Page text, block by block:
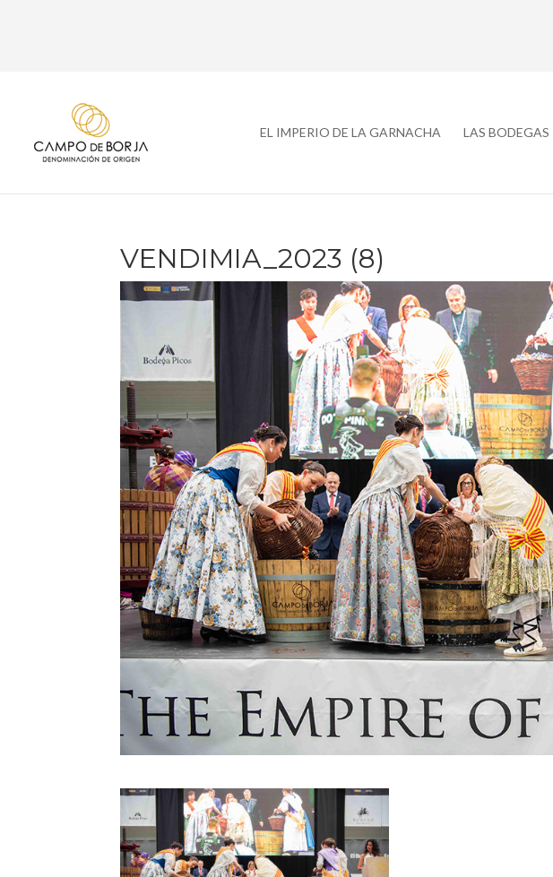
EL IMPERIO DE LA GARNACHA LAS BODEGAS
VENDIMIA_2023 (8)